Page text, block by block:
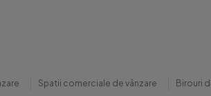
Spatii comerciale de vânzare Birouri